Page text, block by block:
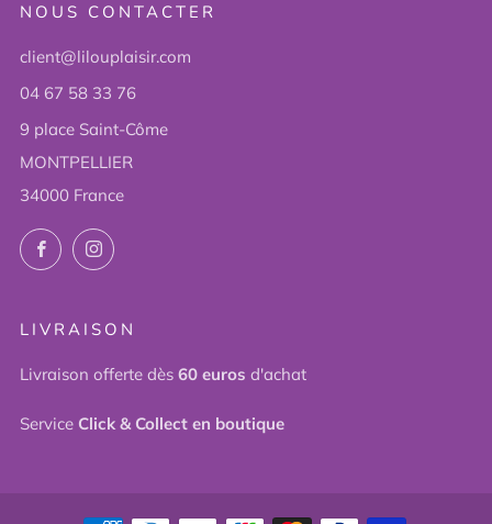
NOUS CONTACTER
client@lilouplaisir.com
04 67 58 33 76
9 place Saint-Côme
MONTPELLIER
34000 France
FacebookInstagram
LIVRAISON
Livraison offerte dès 60 euros d'achat
Service Click & Collect en boutique